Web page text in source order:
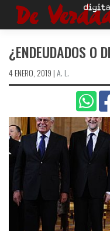
Saltar
¿ENDEUDADOS O
4 ENERO, 2019 |A. L.